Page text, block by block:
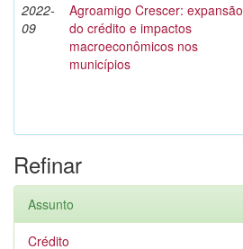
2022-
09
Agroamigo Crescer: expansão
do crédito e impactos
macroeconômicos nos
municípios
Refinar
Assunto
Crédito